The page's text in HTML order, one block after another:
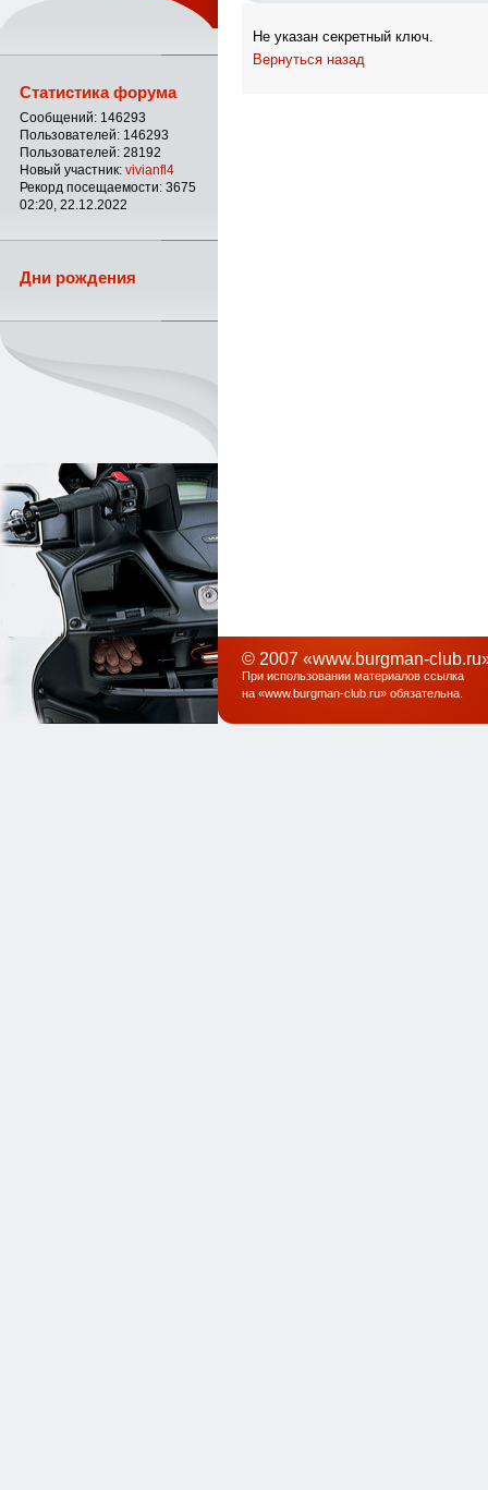
Не указан секретный ключ.
Вернуться назад
Статистика форума
Сообщений: 146293
Пользователей: 146293
Пользователей: 28192
Новый участник: vivianfl4
Рекорд посещаемости: 3675
02:20, 22.12.2022
Дни рождения
© 2007 «www.burgman-
При использовании материалов ссылка
на «www.burgman-club.ru» обязательна